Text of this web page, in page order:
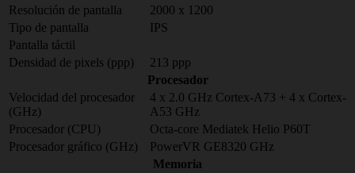
Resolución de pantalla
2000 x 1200
Tipo de pantalla
IPS
Pantalla táctil
Densidad de pixels (ppp)
213 ppp
Procesador
Velocidad del procesador
(GHz)
4 x 2.0 GHz Cortex-A73 + 4 x Cortex-
A53 GHz
Procesador (CPU)
Octa-core Mediatek Helio P60T
Procesador gráfico (GHz)
PowerVR GE8320 GHz
Memoria